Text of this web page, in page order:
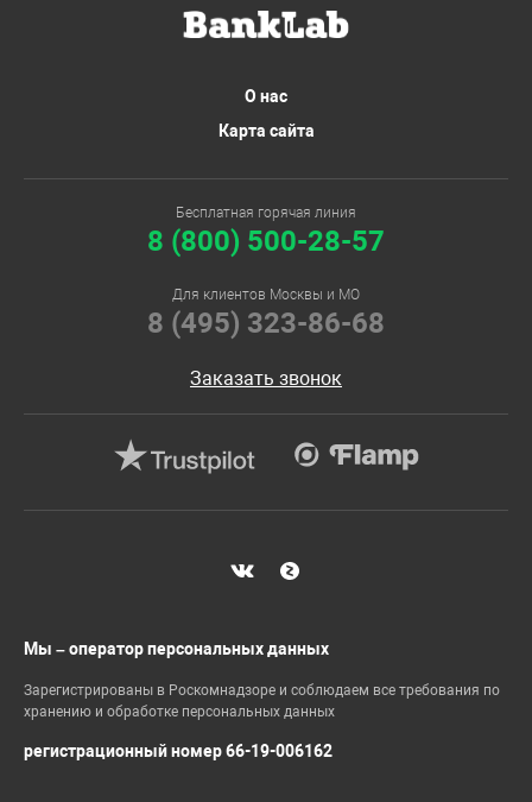
О нас
Карта сайта
Бесплатная горячая линия
8 (800) 500-28-57
Для клиентов Москвы и МО
8 (495) 323-86-68
Заказать звонок
Мы – оператор персональных данных
Зарегистрированы в Роскомнадзоре и соблюдаем все требования по
хранению и обработке персональных данных
регистрационный номер 66-19-006162